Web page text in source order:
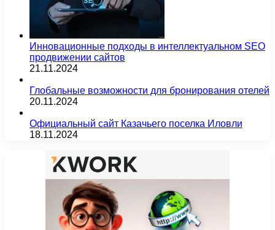
Инновационные подходы в интеллектуальном SEO
продвижении сайтов
21.11.2024
Глобальные возможности для бронирования отелей
20.11.2024
Официальный сайт Казачьего поселка Иловли
18.11.2024